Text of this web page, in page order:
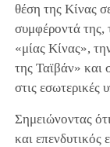
θέση της Κίνας
συμφέροντά
«μίας Κίνας»,
της Ταϊβάν» και
στις εσωτερικές
Σημειώνοντας
και επενδυτικός